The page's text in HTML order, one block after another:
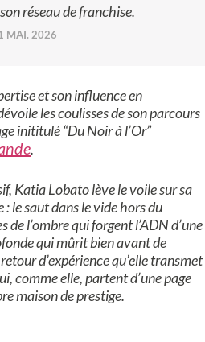
réseau de franchise.
MAI. 2026
et son influence en
les coulisses de son parcours
inititulé “Du Noir à l’Or”
.
Katia Lobato lève le voile sur sa
le saut dans le vide hors du
l’ombre qui forgent l’ADN d’une
qui mûrit bien avant de
d’expérience qu’elle transmet
comme elle, partent d’une page
maison de prestige.